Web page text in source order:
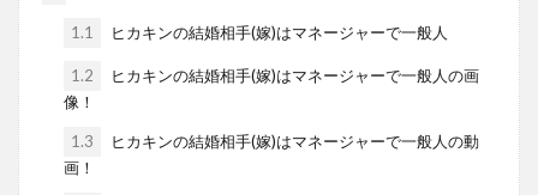
1.1 ヒカキンの結婚相手(嫁)はマネージャーで一般人
1.2
ヒカキンの結婚相手(嫁)はマネージャーで一般人の画
像！
1.3
ヒカキンの結婚相手(嫁)はマネージャーで一般人の動
画！